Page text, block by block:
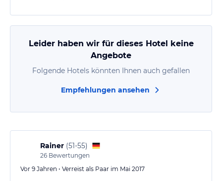
Leider haben wir für dieses Hotel keine
Angebote
Folgende Hotels könnten Ihnen auch gefallen
Empfehlungen ansehen
Rainer (51-55)
26 Bewertungen
Vor 9 Jahren • Verreist als Paar im Mai 2017